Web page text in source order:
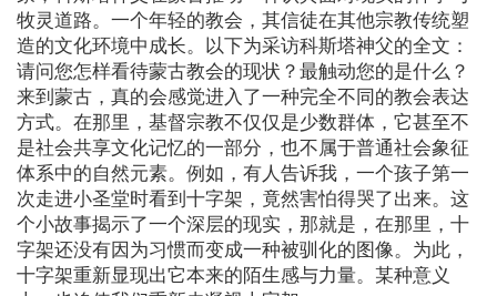
牧灵道路。一个年轻的教会，其信徒在其他宗教传统塑
造的文化环境中成长。以下为采访科斯塔神父的全文：
请问您怎样看待蒙古教会的现状？最触动您的是什么？
来到蒙古，真的会感觉进入了一种完全不同的教会表达
方式。在那里，基督宗教不仅仅是少数群体，它甚至不
是社会共享文化记忆的一部分，也不属于普通社会象征
体系中的自然元素。例如，有人告诉我，一个孩子第一
次走进小圣堂时看到十字架，竟然害怕得哭了出来。这
个小故事揭示了一个深层的现实，那就是，在那里，十
字架还没有因为习惯而变成一种被驯化的图像。为此，
十字架重新显现出它本来的陌生感与力量。某种意义